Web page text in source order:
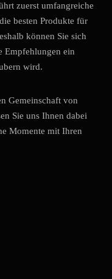
zuerst umfangreiche
besten Produkte für
können Sie sich
Empfehlungen ein
wird.
Gemeinschaft von
Sie uns Ihnen dabei
Momente mit Ihren